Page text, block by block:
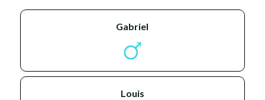
gabriel
louis